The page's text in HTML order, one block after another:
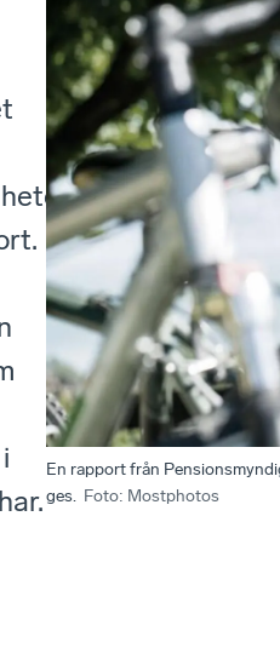
En rapport från
ges. Foto: Mostphotos